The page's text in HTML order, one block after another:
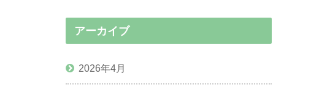
アーカイブ
2026年4月